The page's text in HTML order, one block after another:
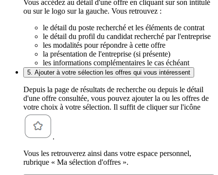
Vous accédez au détail d'une offre en cliquant sur son intitulé
ou sur le logo sur la gauche. Vous retrouvez :
le détail du poste recherché et les éléments de contrat
le détail du profil du candidat recherché par l'entreprise
les modalités pour répondre à cette offre
la présentation de l'entreprise (si présente)
les informations complémentaires le cas échéant
5. Ajouter à votre sélection les offres qui vous intéressent
Depuis la page de résultats de recherche ou depuis le détail
d'une offre consultée, vous pouvez ajouter la ou les offres de
votre choix à votre sélection. Il suffit de cliquer sur l'icône
.
Vous les retrouverez ainsi dans votre espace personnel,
rubrique « Ma sélection d'offres ».